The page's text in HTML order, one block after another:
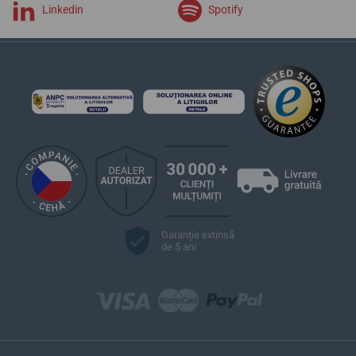
Linkedin Spotify
Garanție extinsă
de 5 ani